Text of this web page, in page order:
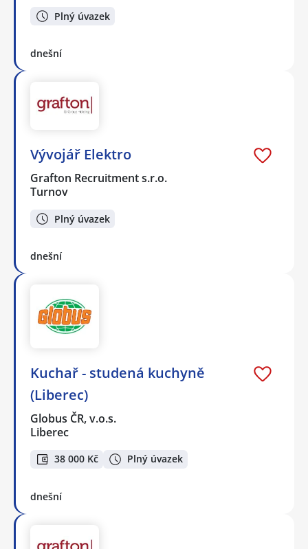
Plný úvazek
dnešní
Vývojář Elektro
Grafton Recruitment s.r.o.
Turnov
Plný úvazek
dnešní
Kuchař - studená kuchyně
(Liberec)
Globus ČR, v.o.s.
Liberec
38 000 Kč Plný úvazek
dnešní